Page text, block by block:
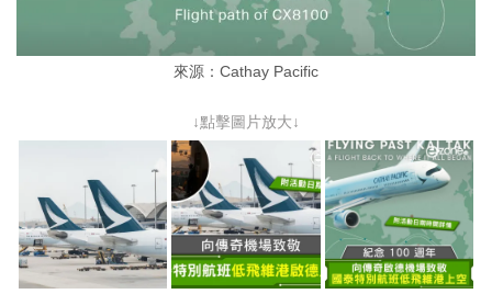
來源：Cathay Pacific
↓點擊圖片放大↓